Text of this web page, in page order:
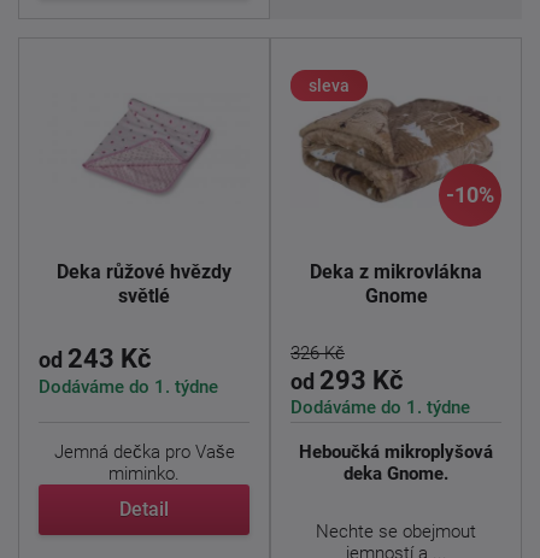
Deka růžové hvězdy
světlé
od 243 Kč
Dodáváme do 1. týdne
Jemná dečka pro Vaše
miminko.
Dečku využijete nejen jako
nutnou ...
Detail
sleva
-10%
Deka z mikrovlákna
Gnome
326 Kč
od 293 Kč
Dodáváme do 1. týdne
Heboučká mikroplyšová
deka Gnome.
Nechte se obejmout
jemností a ...